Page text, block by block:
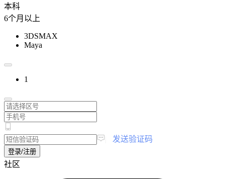
本科
6个月以上
3DSMAX
Maya
1
发送验证码
登录/注册
社区